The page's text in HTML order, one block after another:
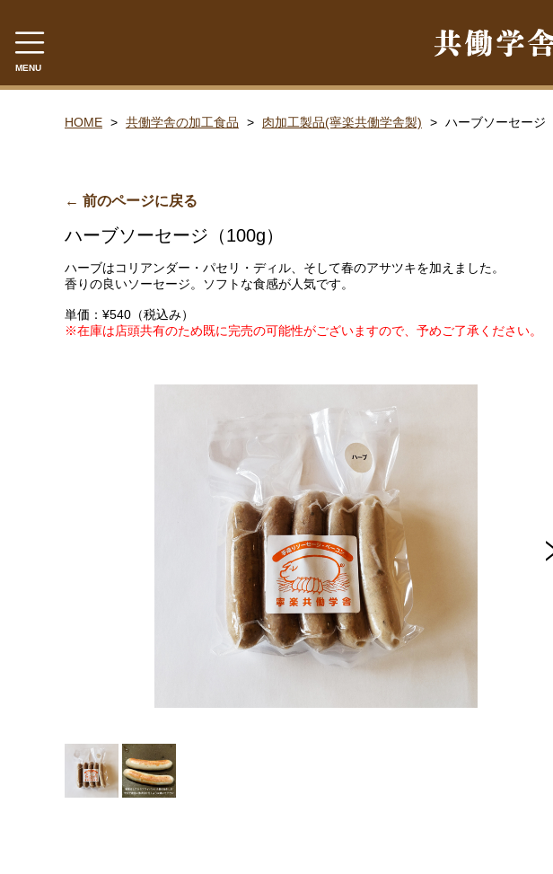
MENU
笹ゆき
プチ・プレジール
販売期間外の商品(共働学舎製品)
仲間たちのチーズ
広内エゾリスの谷チーズ社(コバンなど)
HOME 共働学舎の加工食品 肉加工製品(寧楽共働学舎製) ハーブソーセージ
← 前のページに戻る
ハーブソーセージ（100g）
ハーブはコリアンダー・パセリ・ディル、そして春のアサツキを加えました。
香りの良いソーセージ。ソフトな食感が人気です。
単価：¥540（税込み）
※在庫は店頭共有のため既に完売の可能性がございますので、予めご了承ください。